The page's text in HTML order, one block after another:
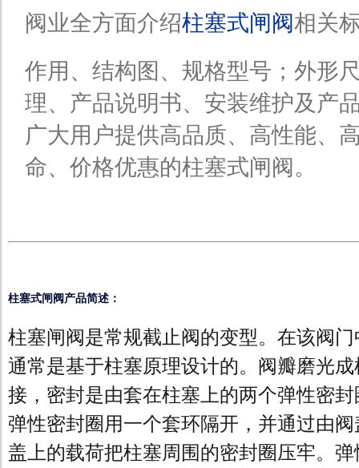
阀业全方面介绍柱塞式闸阀相关
作用、结构图、规格型号；外形
理、产品说明书、安装维护及产
广大用户提供高品质、高性能、
命、价格优惠的柱塞式闸阀。
柱塞式闸阀产品简述：
柱塞闸阀是常规截止阀的变型。在该阀
通常是基于柱塞原理设计的。阀瓣磨光
接，密封是由套在柱塞上的两个弹性密
弹性密封圈用一个套环隔开，并通过由
盖上的载荷把柱塞周围的密封圈压牢。